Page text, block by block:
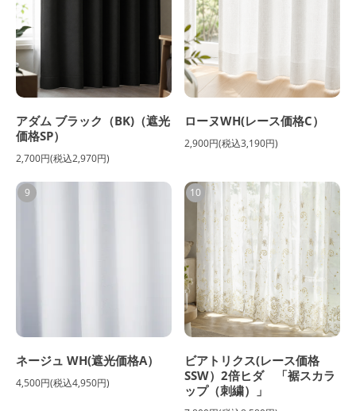
アダム ブラック（BK)（遮光
価格SP）
2,700円(税込2,970円)
ローヌWH(レース価格C）
2,900円(税込3,190円)
9
ネージュ WH(遮光価格A）
4,500円(税込4,950円)
10
ビアトリクス(レース価格
SSW）2倍ヒダ 「裾スカラ
ップ（刺繍）」